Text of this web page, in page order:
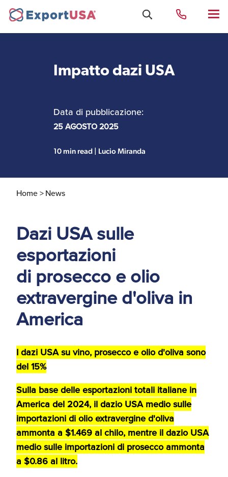
Uffici e Team Exportusa
Uffici e Team
d'America
I Partner di ExportUSA
New York, Corp.
Manuale pratico sul
gli ITIN
Media
Recensioni delle
Costituzione società e
Servizi Expat Italiani
Logistica
FDA
Ricerca Distributori di
Macchinari Industriali
Branding e
Comunicazione
Impatto dazi USA
Data di pubblicazione:
25 AGOSTO 2025
10 min read | Lucio Miranda
Home >News
Dazi USA sulle
esportazioni
di prosecco e olio
extravergine d'oliva in
America
I dazi USA su vino, prosecco e olio d'oliva sono
del 15%
Sulla base delle esportazioni totali italiane in
America del 2024, il dazio USA medio sulle
importazioni di olio extravergine d'oliva
ammonta a $1.469 al chilo, mentre il dazio USA
medio sulle importazioni di prosecco ammonta
a $0.86 al litro.